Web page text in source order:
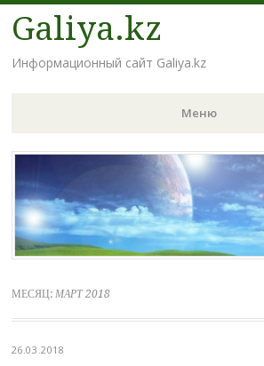
Galiya.kz
Информационный сайт Galiya.kz
Меню
Наверх
МЕСЯЦ: МАРТ 2018
26.03.2018